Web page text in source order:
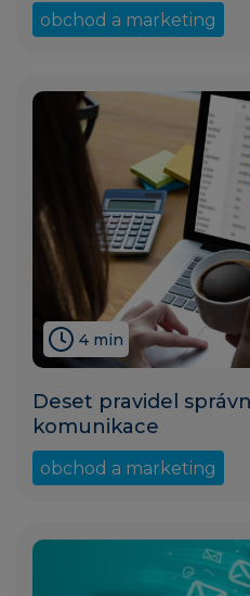
obchod a marketing
4 min
Deset pravidel
komunikace
obchod a marketing